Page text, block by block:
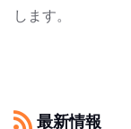
します。
最新情報